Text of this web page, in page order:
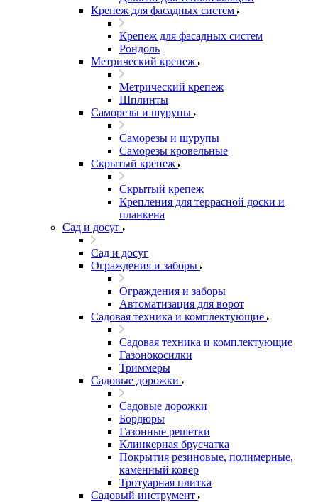
Крепеж для фасадных систем
Крепеж для фасадных систем
Рондоль
Метрический крепеж
Метрический крепеж
Шплинты
Саморезы и шурупы
Саморезы и шурупы
Саморезы кровельные
Скрытый крепеж
Скрытый крепеж
Крепления для террасной доски и
планкена
Сад и досуг
Сад и досуг
Ограждения и заборы
Ограждения и заборы
Автоматизация для ворот
Садовая техника и комплектующие
Садовая техника и комплектующие
Газонокосилки
Триммеры
Садовые дорожки
Садовые дорожки
Бордюры
Газонные решетки
Клинкерная брусчатка
Покрытия резиновые, полимерные,
каменный ковер
Тротуарная плитка
Садовый инструмент